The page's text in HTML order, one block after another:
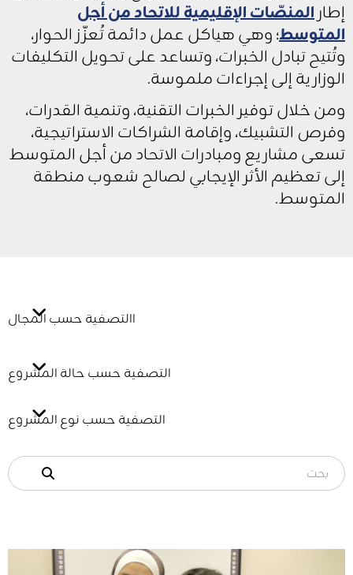
إطار المنصّات الإقليمية للاتحاد من أجل
المتوسط؛ وهي هياكل عمل دائمة تُعزّز الحوار،
وتُتيح تبادل الخبرات، وتساعد على تحويل التكليفات
الوزارية إلى إجراءات ملموسة.
ومن خلال توفير الخبرات التقنية، وتنمية القدرات،
وفرص التشبيك، وإقامة الشراكات الاستراتيجية،
تسعى مشاريع ومبادرات الاتحاد من أجل المتوسط
إلى تعظيم الأثر الإيجابي لصالح شعوب منطقة
المتوسط.
االتصفية حسب المجال
التصفية حسب حالة المشروع
التصفية حسب نوع المشروع